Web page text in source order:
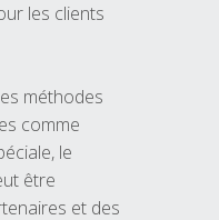
les clients
méthodes
comme
le
être
et des